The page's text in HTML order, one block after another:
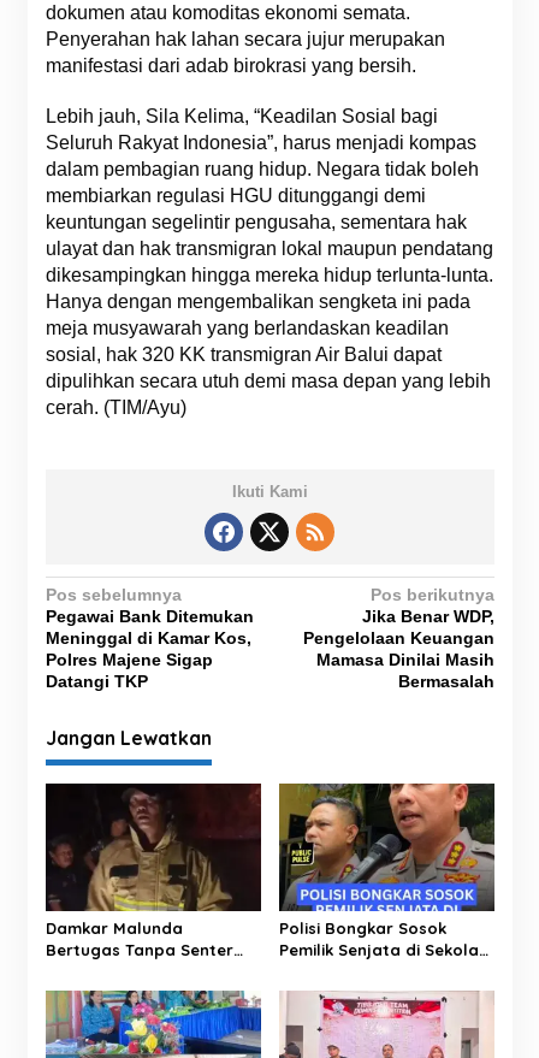
dokumen atau komoditas ekonomi semata.
Penyerahan hak lahan secara jujur merupakan
manifestasi dari adab birokrasi yang bersih.
Lebih jauh, Sila Kelima, “Keadilan Sosial bagi
Seluruh Rakyat Indonesia”, harus menjadi kompas
dalam pembagian ruang hidup. Negara tidak boleh
membiarkan regulasi HGU ditunggangi demi
keuntungan segelintir pengusaha, sementara hak
ulayat dan hak transmigran lokal maupun pendatang
dikesampingkan hingga mereka hidup terlunta-lunta.
Hanya dengan mengembalikan sengketa ini pada
meja musyawarah yang berlandaskan keadilan
sosial, hak 320 KK transmigran Air Balui dapat
dipulihkan secara utuh demi masa depan yang lebih
cerah. (TIM/Ayu)
Ikuti Kami
N
a
v
i
g
a
i
p
o
s
Pos sebelumnya
Pegawai Bank Ditemukan
Meninggal di Kamar Kos,
Polres Majene Sigap
Datangi TKP
Pos berikutnya
Jika Benar WDP,
Pengelolaan Keuangan
Mamasa Dinilai Masih
Bermasalah
Jangan Lewatkan
Damkar Malunda
Bertugas Tanpa Senter
Hutan di Malam Hari
Polisi Bongkar Sosok
Pemilik Senjata di Sekolah
Perusahaan Impor